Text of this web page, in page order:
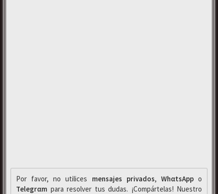
Por favor, no utilices mensajes privados, WhαtsAppo
Telegrαm para resolver tus dudas. ¡Compártelas! Nuestro